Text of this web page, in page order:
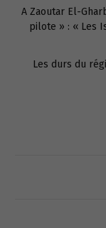
A Zaoutar El-
pilote » : « Les
Les durs du